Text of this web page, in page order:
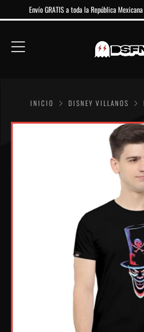
Envío GRATIS a toda la República
Menú
INICIO DISNEY VILLANOS